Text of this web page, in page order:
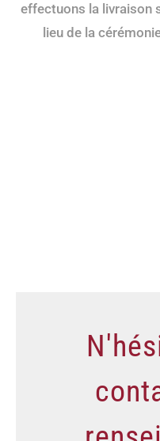
effectuons la livraison
lieu de la